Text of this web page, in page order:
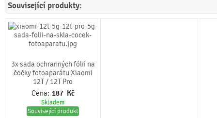
Související produkty:
3x sada ochranných fólií na
čočky fotoaparátu Xiaomi
12T / 12T Pro
Cena: 187 Kč
Skladem
Související produkt